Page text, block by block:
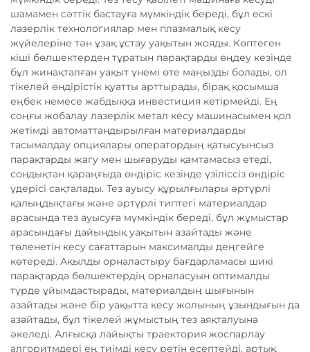
шамамен сәттік бастауға мүмкіндік береді, бұл ескі
лазерлік технологиялар мен плазмалық кесу
жүйелеріне тән ұзақ ұстау уақытын жояды. Көптеген
кіші бөлшектерден тұратын парақтарды өңдеу кезінде
бұл жинақталған уақыт үнемі өте маңызды болады, ол
тікелей өндірістік қуатты арттырады, бірақ қосымша
еңбек немесе жабдыққа инвестиция кетірмейді. Ең
соңғы жобалау лазерлік метал кесу машинасымен қол
жетімді автоматтандырылған материалдарды
тасымалдау опциялары оператордың қатысуынсыз
парақтарды жагу мен шығаруды қамтамасыз етеді,
сондықтан қараңғыда өндіріс кезінде үзіліссіз өндіріс
үдерісі сақталады. Тез ауысу құрылғылары әртүрлі
қалыңдықтағы және әртүрлі типтегі материалдар
арасында тез ауысуға мүмкіндік береді, бұл жұмыстар
арасындағы дайындық уақытын азайтады және
төленетін кесу сағаттарын максималды деңгейге
көтереді. Ақылды орналастыру бағдарламасы шикі
парақтарда бөлшектердің орналасуын оптималды
түрде ұйымдастырады, материалдың шығынын
азайтады және бір уақытта кесу жолының ұзындығын да
азайтады, бұл тікелей жұмыстың тез аяқталуына
әкеледі. Алғысқа лайықты траектория жоспарлау
алгоритмдері ең тиімді кесу ретін есептейді, артық